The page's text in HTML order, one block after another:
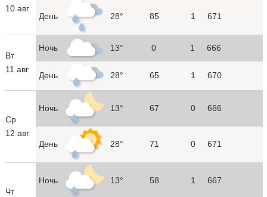
10 авг
День 28° 85 1 671
Вт
11 авг
Ночь 13° 0 1 666
День 28° 65 1 670
Ср
12 авг
Ночь 13° 67 0 666
День 28° 71 0 671
Чт
Ночь 13° 58 1 667